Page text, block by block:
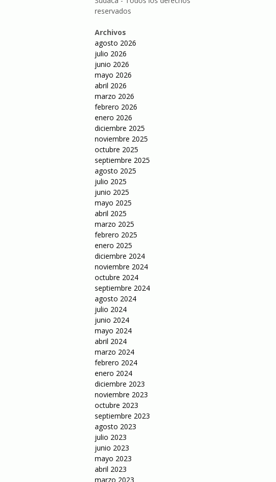
reservados
Archivos
agosto 2026
julio 2026
junio 2026
mayo 2026
abril 2026
marzo 2026
febrero 2026
enero 2026
diciembre 2025
noviembre 2025
octubre 2025
septiembre 2025
agosto 2025
julio 2025
junio 2025
mayo 2025
abril 2025
marzo 2025
febrero 2025
enero 2025
diciembre 2024
noviembre 2024
octubre 2024
septiembre 2024
agosto 2024
julio 2024
junio 2024
mayo 2024
abril 2024
marzo 2024
febrero 2024
enero 2024
diciembre 2023
noviembre 2023
octubre 2023
septiembre 2023
agosto 2023
julio 2023
junio 2023
mayo 2023
abril 2023
marzo 2023